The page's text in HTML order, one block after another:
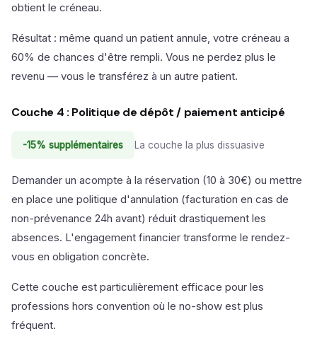
obtient le créneau.
Résultat : même quand un patient annule, votre créneau a
60% de chances d'être rempli. Vous ne perdez plus le
revenu — vous le transférez à un autre patient.
Couche 4 : Politique de dépôt / paiement anticipé
-15% supplémentaires La couche la plus dissuasive
Demander un acompte à la réservation (10 à 30€) ou mettre
en place une politique d'annulation (facturation en cas de
non-prévenance 24h avant) réduit drastiquement les
absences. L'engagement financier transforme le rendez-
vous en obligation concrète.
Cette couche est particulièrement efficace pour les
professions hors convention où le no-show est plus
fréquent.